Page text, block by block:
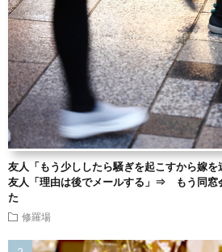
友人「もう少ししたら騒ぎを起こすから嫁を
友人「理由は後でメールする」⇒ もう同窓
た
修羅場